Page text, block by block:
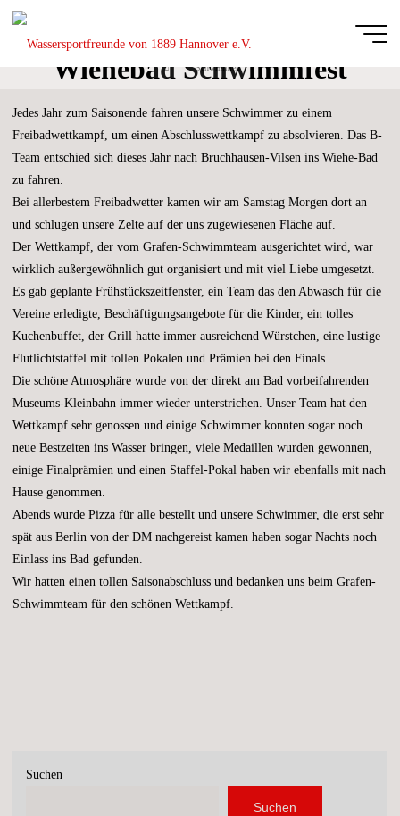
Zum
von 1889
Hannover e.V.
DIE
GANZE
WASSERBALLSPORTS
Wiehebad Schwimmfest
2022
Start Schwimmen
Jedes Jahr zum Saisonende fahren unsere Schwimmer zu einem
Freibadwettkampf, um einen Abschlusswettkampf zu absolvieren. Das B-
Team entschied sich dieses Jahr nach Bruchhausen-Vilsen ins Wiehe-Bad
zu fahren.
Bei allerbestem Freibadwetter kamen wir am Samstag Morgen dort an
und schlugen unsere Zelte auf der uns zugewiesenen Fläche auf.
Der Wettkampf, der vom Grafen-Schwimmteam ausgerichtet wird, war
wirklich außergewöhnlich gut organisiert und mit viel Liebe umgesetzt.
Es gab geplante Frühstückszeitfenster, ein Team das den Abwasch für die
Vereine erledigte, Beschäftigungsangebote für die Kinder, ein tolles
Kuchenbuffet, der Grill hatte immer ausreichend Würstchen, eine lustige
Flutlichtstaffel mit tollen Pokalen und Prämien bei den Finals.
Die schöne Atmosphäre wurde von der direkt am Bad vorbeifahrenden
Museums-Kleinbahn immer wieder unterstrichen. Unser Team hat den
Wettkampf sehr genossen und einige Schwimmer konnten sogar noch
neue Bestzeiten ins Wasser bringen, viele Medaillen wurden gewonnen,
einige Finalprämien und einen Staffel-Pokal haben wir ebenfalls mit nach
Hause genommen.
Abends wurde Pizza für alle bestellt und unsere Schwimmer, die erst sehr
spät aus Berlin von der DM nachgereist kamen haben sogar Nachts noch
Einlass ins Bad gefunden.
Wir hatten einen tollen Saisonabschluss und bedanken uns beim Grafen-
Schwimmteam für den schönen Wettkampf.
Suchen
Suchen